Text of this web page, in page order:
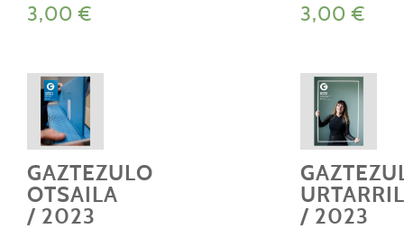
3,00€ 3,00€
GAZTEZULO
OTSAILA
/ 2023
/ 2023